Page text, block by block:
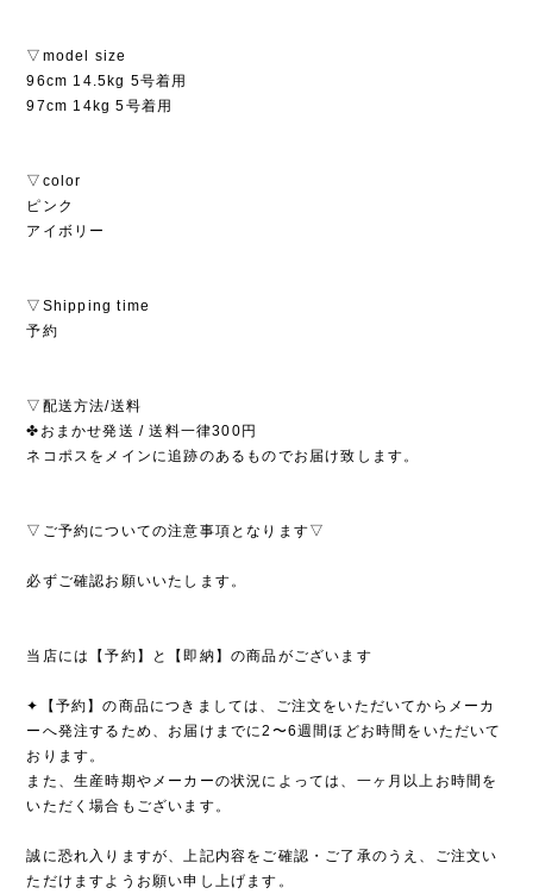
▽model size
96cm 14.5kg 5号着用
97cm 14kg 5号着用
▽color
ピンク
アイボリー
▽Shipping time
予約
▽配送方法/送料
✤おまかせ発送 / 送料一律300円
ネコポスをメインに追跡のあるものでお届け致します。
▽ご予約についての注意事項となります▽
必ずご確認お願いいたします。
当店には【予約】と【即納】の商品がございます
✦【予約】の商品につきましては、ご注文をいただいてからメーカ
ーへ発注するため、お届けまでに2〜6週間ほどお時間をいただいて
おります。
また、生産時期やメーカーの状況によっては、一ヶ月以上お時間を
いただく場合もございます。
誠に恐れ入りますが、上記内容をご確認・ご了承のうえ、ご注文い
ただけますようお願い申し上げます。